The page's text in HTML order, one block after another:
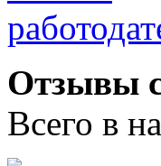
Отзывы
Всего в